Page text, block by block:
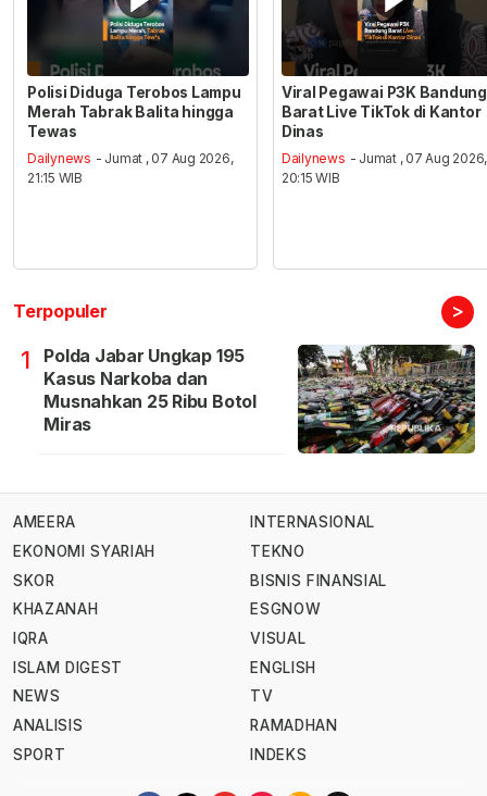
Polisi Diduga Terobos Lampu
Merah Tabrak Balita hingga
Tewas
Dailynews - Jumat , 07 Aug 2026,
21:15 WIB
Viral Pegawai P3K Bandung
Barat Live TikTok di Kantor
Dinas
Dailynews - Jumat , 07 Aug 2026,
20:15 WIB
Terpopuler >
1
Polda Jabar Ungkap 195
Kasus Narkoba dan
Musnahkan 25 Ribu Botol
Miras
AMEERA
EKONOMI SYARIAH
SKOR
KHAZANAH
IQRA
ISLAM DIGEST
NEWS
ANALISIS
SPORT
INTERNASIONAL
TEKNO
BISNIS FINANSIAL
ESGNOW
VISUAL
ENGLISH
TV
RAMADHAN
INDEKS